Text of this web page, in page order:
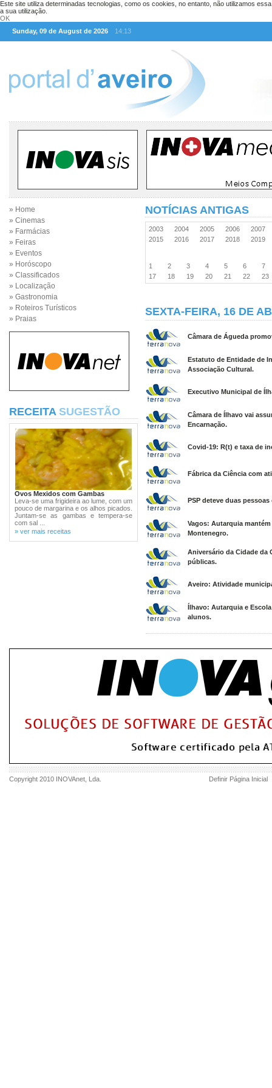
Este site utiliza determinadas tecnologias, como os cookies, no entanto, não utilizamos
a sua utilização.
OK
Sunday, 09 de August de 2026
14:13
» Home
» Cinemas
» Farmácias
» Feiras
» Eventos
» Horóscopo
» Classificados
» Localização
» Gastronomia
» Roteiros Turísticos
» Praias
RECEITA SUGESTÃO
Ovos Mexidos com Gambas
Leva-se uma frigideira ao lume, com um
pouco de margarina e os alhos picados.
Juntam-se as gambas e tempera-se
com sal ...
» ver mais receitas
NOTÍCIAS ANTIGAS
2003 2004 2005 2006
2007
2015
2016 2017 2018 2019
1 2 3 4 5 6
7
17
18 19 20 21 22 23
SEXTA-FEIRA, 16 DE
Câmara de Águeda
Estatuto de Entidade de
Associação Cultural.
Executivo Municipal de
Câmara de Ílhavo vai
Encarnação.
Covid-19: R(t) e taxa de
Fábrica da Ciência com
PSP deteve duas
Vagos: Autarquia
Montenegro.
Aniversário da Cidade da
públicas.
Aveiro: Atividade
Ílhavo: Autarquia e
alunos.
Copyright 2010 INOVAnet , Lda. Definir Página Inicial